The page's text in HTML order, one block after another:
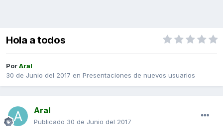
Hola a todos
PorAral
30 de Junio del 2017 en Presentaciones de nuevos usuarios
Aral
Publicado 30 de Junio del 2017